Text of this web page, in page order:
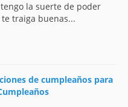
la suerte de poder
traiga buenas...
de cumpleaños para